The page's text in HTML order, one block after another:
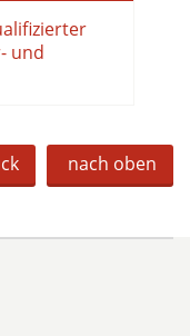
und
nach oben